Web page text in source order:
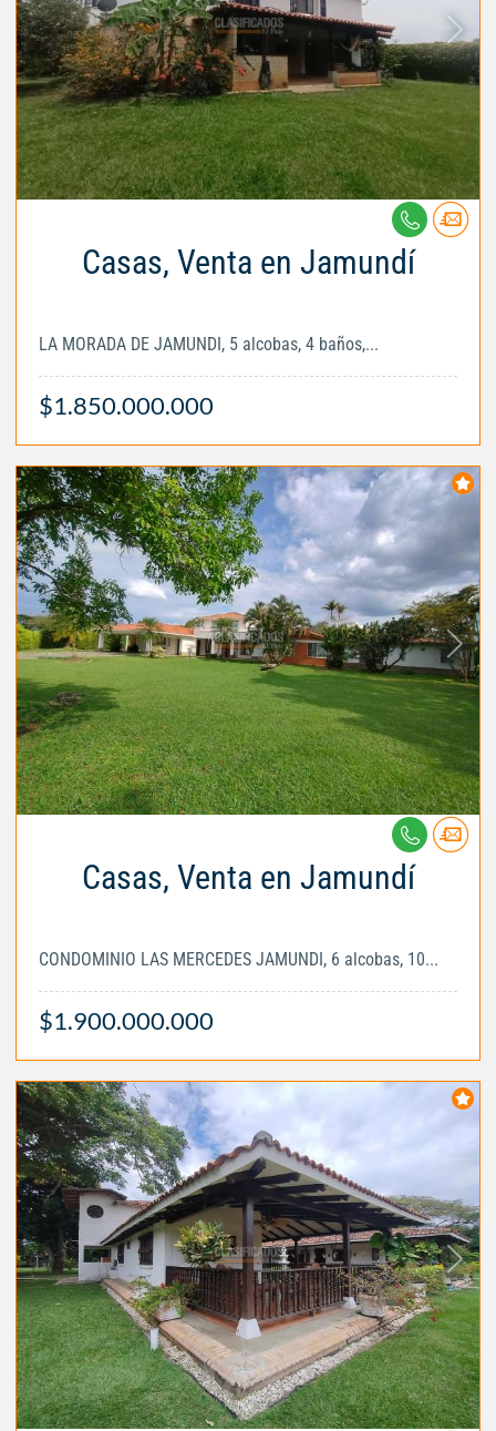
Casas, Venta en Jamundí
LA MORADA DE JAMUNDI, 5 alcobas, 4 baños,...
$1.850.000.000
Casas, Venta en Jamundí
CONDOMINIO LAS MERCEDES JAMUNDI, 6 alcobas, 10...
$1.900.000.000